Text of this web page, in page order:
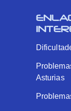
Asturias